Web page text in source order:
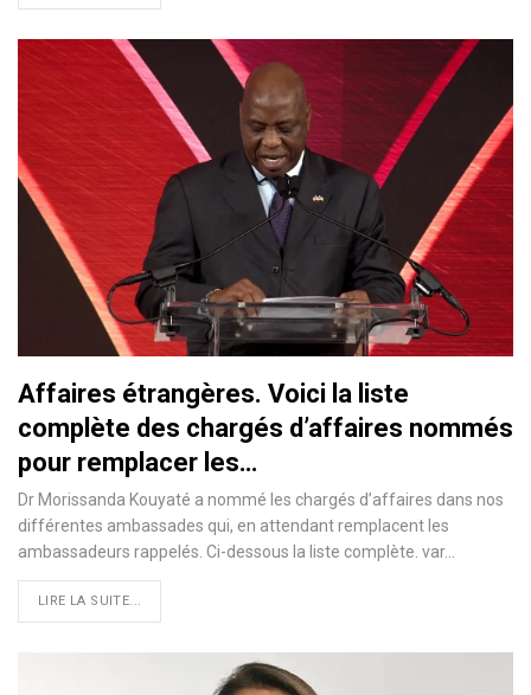
Affaires étrangères. Voici la liste
complète des chargés d’affaires nommés
pour remplacer les…
Dr Morissanda Kouyaté a nommé les chargés d’affaires dans nos
différentes ambassades qui, en attendant remplacent les
ambassadeurs rappelés. Ci-dessous la liste complète. var…
LIRE LA SUITE...